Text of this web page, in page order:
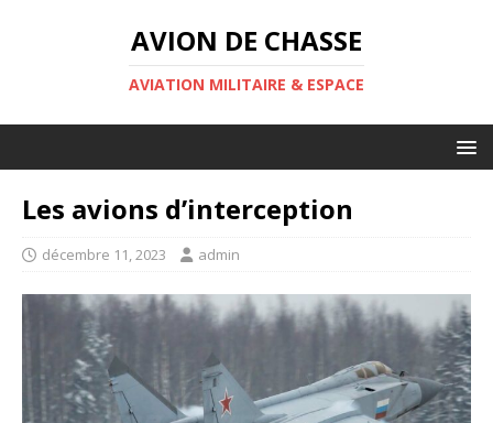
AVION DE CHASSE
AVIATION MILITAIRE & ESPACE
Les avions d’interception
décembre 11, 2023 admin